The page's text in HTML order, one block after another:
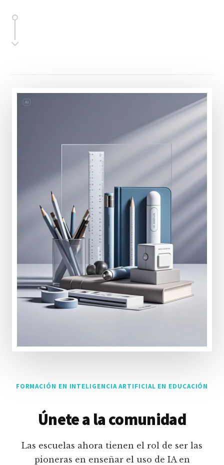
FORMACIÓN EN INTELIGENCIA ARTIFICIAL EN EDUCACIÓN
Únete a la comunidad
Las escuelas ahora tienen el rol de ser las
pioneras en enseñar el uso de IA en